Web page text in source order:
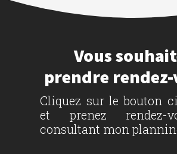
Vous
prendre rendez-
Cliquez sur le bouton
et prenez rendez-
consultant mon